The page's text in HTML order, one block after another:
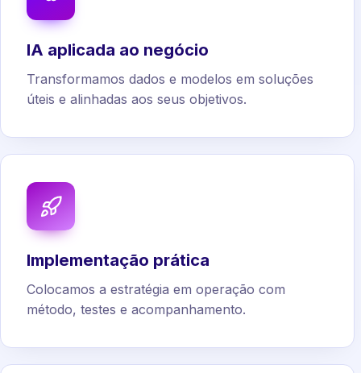
IA aplicada ao negócio
Transformamos dados e modelos em soluções
úteis e alinhadas aos seus objetivos.
Implementação prática
Colocamos a estratégia em operação com
método, testes e acompanhamento.